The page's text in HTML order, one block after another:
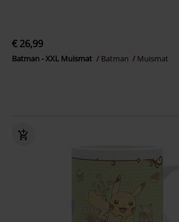
€ 26,99
Batman - XXL Muismat Batman Muismat